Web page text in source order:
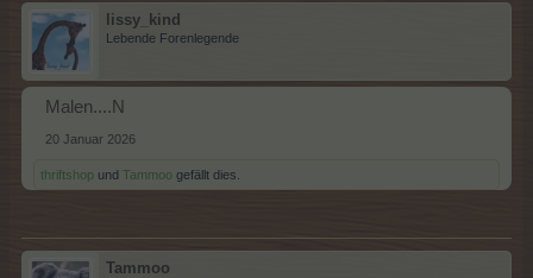
lissy_kind
Lebende Forenlegende
Malen....N
20 Januar 2026
thriftshop und Tammoo gefällt dies.
Tammoo